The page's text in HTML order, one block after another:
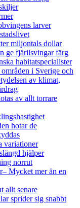
larver
miljontals dollar
ge fjärilsvingar färg
habitatspecialister
i Sverige och
av klimat,
av allt torrare
hotar de
variationer
hjälper
norrut
Mycket mer än en
allt senare
sprider sig snabbt